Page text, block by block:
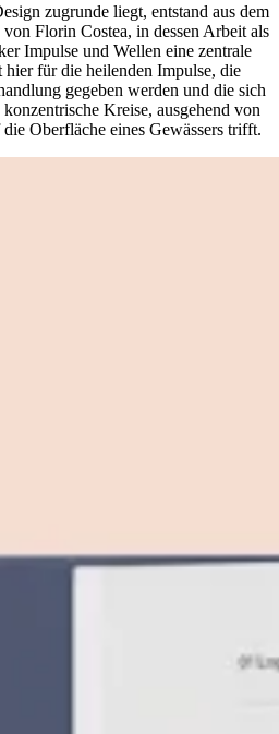
zugrunde liegt, entstand aus dem
Florin Costea, in dessen Arbeit als
Impulse und Wellen eine zentrale
für die heilenden Impulse, die
gegeben werden und die sich
Kreise, ausgehend von
Oberfläche eines Gewässers trifft.